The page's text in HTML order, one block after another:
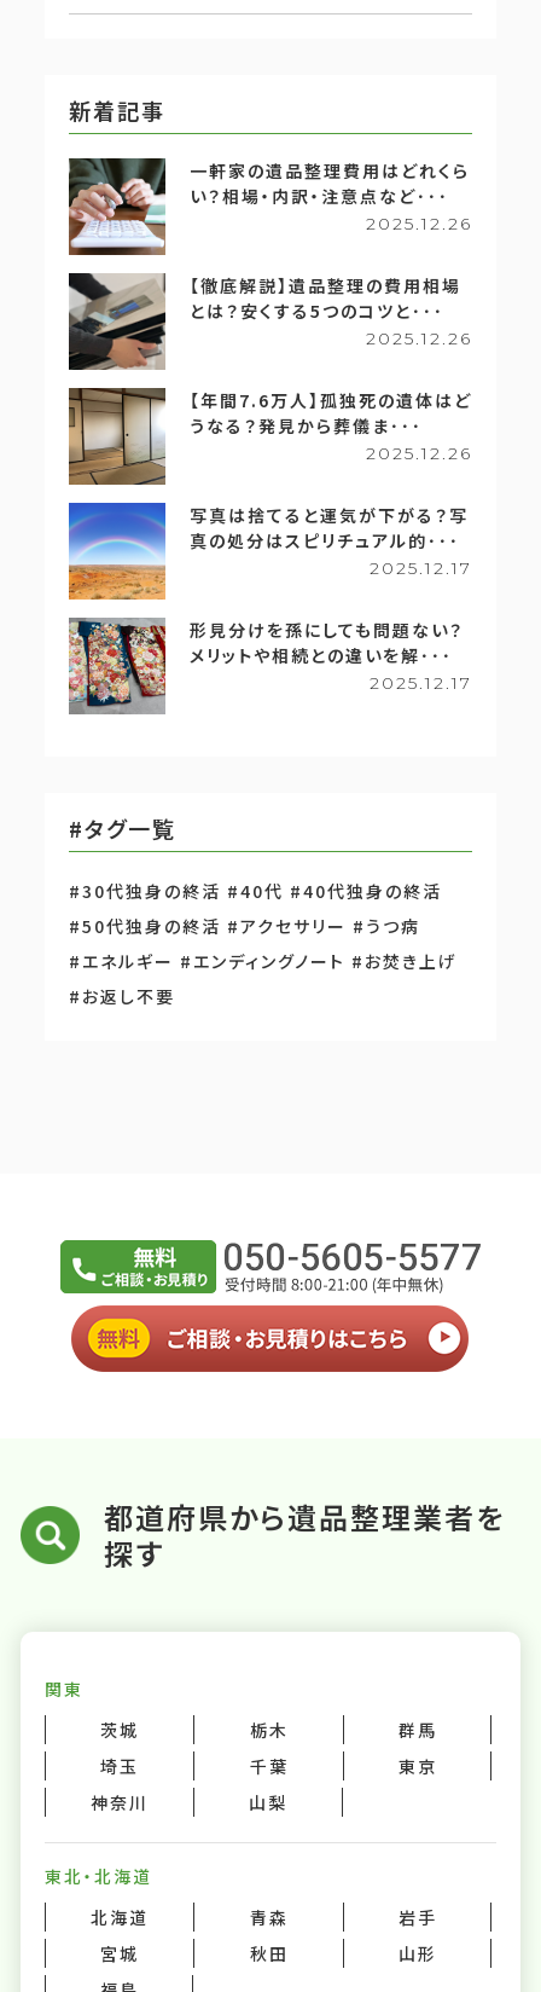
新着記事
一軒家の遺品整理費用はどれくら
い？相場・内訳・注意点など･･･
2025.12.26
【徹底解説】遺品整理の費用相場
とは？安くする5つのコツと･･･
2025.12.26
【年間7.6万人】孤独死の遺体はど
うなる？発見から葬儀ま･･･
2025.12.26
写真は捨てると運気が下がる？写
真の処分はスピリチュアル的･･･
2025.12.17
形見分けを孫にしても問題ない？
メリットや相続との違いを解･･･
2025.12.17
#タグ一覧
#30代独身の終活 #40代 #40代独身の終活
#50代独身の終活 #アクセサリー #うつ病
#エネルギー #エンディングノート #お焚き上げ
#お返し不要
都道府県から遺品整理業者を
探す
関東
茨城
栃木
群馬
埼玉
千葉
東京
神奈川
山梨
東北・北海道
北海道
青森
岩手
宮城
秋田
山形